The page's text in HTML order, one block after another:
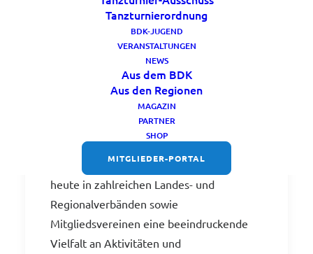
Tanzturnierordnung
BDK-JUGEND
VERANSTALTUNGEN
NEWS
Aus dem BDK
Aus den Regionen
MAGAZIN
PARTNER
SHOP
MITGLIEDER-PORTAL
Im Rahmen der diesjährigen 46.
Präsidialtagung in Mannheim wurde das
seitens des Präsidiums des Bund
Deutscher Karneval e.V. verabschiedete
Inklusions-Leitbildsowie die Zielsetzung
des BDK veröffentlicht.
Aus vielen Berichterstattungen und
Rückmeldungen wissen wir, dass bereits
heute in zahlreichen Landes- und
Regionalverbänden sowie
Mitgliedsvereinen eine beeindruckende
Vielfalt an Aktivitäten und